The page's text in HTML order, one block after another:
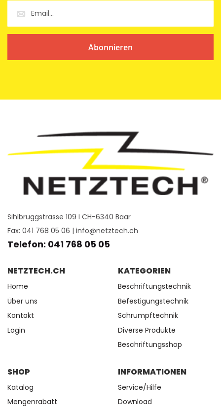
Abonnieren
Sihlbruggstrasse 109 I CH-6340 Baar
Fax: 041 768 05 06 | info@netztech.ch
Telefon: 041 768 05 05
NETZTECH.CH
Home
Über uns
Kontakt
Login
KATEGORIEN
Beschriftungstechnik
Befestigungstechnik
Schrumpftechnik
Diverse Produkte
Beschriftungsshop
SHOP
Katalog
Mengenrabatt
INFORMATIONEN
Service/Hilfe
Download